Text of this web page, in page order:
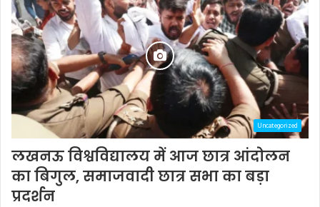
Uncategorized
लखनऊ विश्वविद्यालय में आज छात्र आंदोलन
का बिगुल, समाजवादी छात्र सभा का बड़ा
प्रदर्शन